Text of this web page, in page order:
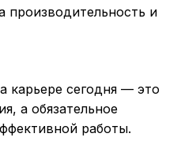
производительность и
карьере сегодня — это
а обязательное
работы.